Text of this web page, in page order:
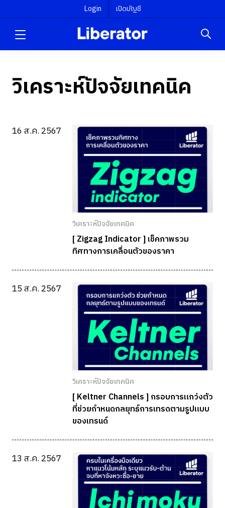
Login เปิดบัญชี
วิเคราะห์ปัจจัยเทคนิค
16 ส.ค. 2567
วิเคราะห์ปัจจัยเทคนิค
[ Zigzag Indicator ] เช็คภาพรวม
ทิศทางการเคลื่อนตัวของราคา
15 ส.ค. 2567
วิเคราะห์ปัจจัยเทคนิค
[ Keltner Channels ] กรอบการแกว่งตัว
ที่ช่วยกำหนดกลยุทธ์การเทรดตามรูปแบบ
ของเทรนด์
13 ส.ค. 2567